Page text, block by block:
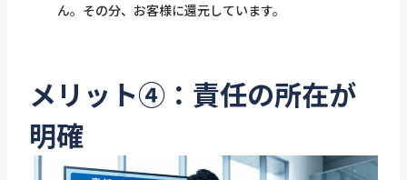
ん。その分、お客様に還元しています。
メリット④：責任の所在が
明確